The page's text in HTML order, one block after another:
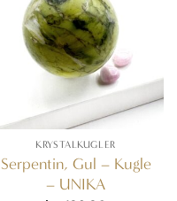
KRYSTALKUGLER
Serpentin, Gul – Kugle
– UNIKA